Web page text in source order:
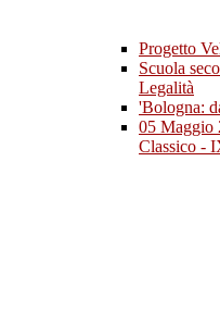
Progetto
Scuola
Legalità
'Bologna:
05 Maggio
Classico -